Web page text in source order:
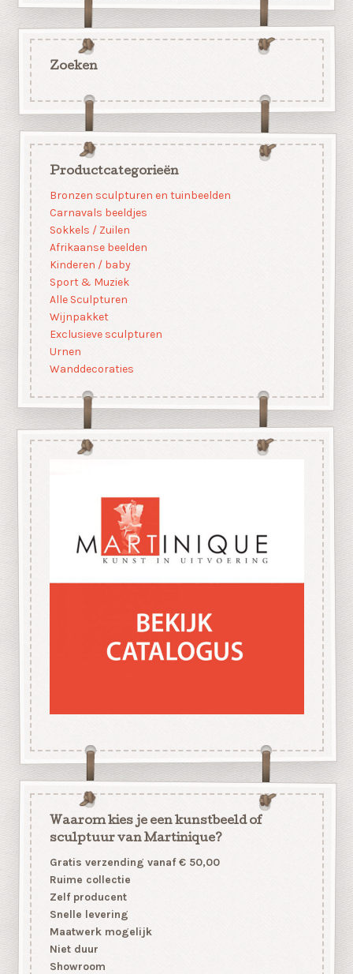
Zoeken
Productcategorieën
Bronzen sculpturen en tuinbeelden
Carnavals beeldjes
Sokkels / Zuilen
Afrikaanse beelden
Kinderen / baby
Sport & Muziek
Alle Sculpturen
Wijnpakket
Exclusieve sculpturen
Urnen
Wanddecoraties
Waarom kies je een kunstbeeld of
sculptuur van Martinique?
Gratis verzending vanaf € 50,00
Ruime collectie
Zelf producent
Snelle levering
Maatwerk mogelijk
Niet duur
Showroom